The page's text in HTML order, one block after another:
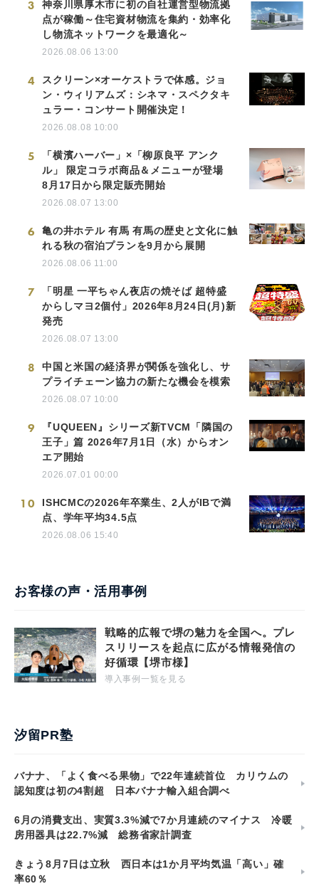
3
神奈川県厚木市に初の自社運営型物流拠
点が稼働～住宅資材物流を集約・効率化
し物流ネットワークを最適化～
2026.08.06 13:00
4
スクリーン×オーケストラで体感。ジョ
ン・ウィリアムズ：シネマ・スペクタキ
ュラー・コンサート開催決定！
2026.08.08 10:00
5
「横濱ハーバー」×「柳原良平 アンク
ル」 限定コラボ商品＆メニューが登場
8月17日から限定販売開始
2026.08.07 13:00
6
亀の井ホテル 有馬 有馬の歴史と文化に触
れる秋の宿泊プランを9月から展開
2026.08.06 11:00
7
「明星 一平ちゃん夜店の焼そば 超特盛
からしマヨ2個付」2026年8月24日(月)新
発売
2026.08.07 13:00
8
中国と米国の経済界が関係を強化し、サ
プライチェーン協力の新たな機会を模索
2026.08.07 10:00
9
『UQUEEN』シリーズ新TVCM「隣国の
王子」篇 2026年7月1日（水）からオン
エア開始
2026.07.01 00:00
10
ISHCMCの2026年卒業生、2人がIBで満
点、学年平均34.5点
2026.08.06 15:40
お客様の声・活用事例
戦略的広報で堺の魅力を全国へ。プレ
スリリースを起点に広がる情報発信の
好循環【堺市様】
導入事例一覧を見る
汐留PR塾
バナナ、「よく食べる果物」で22年連続首位 カリウムの
認知度は初の4割超 日本バナナ輸入組合調べ
6月の消費支出、実質3.3%減で7か月連続のマイナス 冷暖
房用器具は22.7%減 総務省家計調査
きょう8月7日は立秋 西日本は1か月平均気温「高い」確
率60％